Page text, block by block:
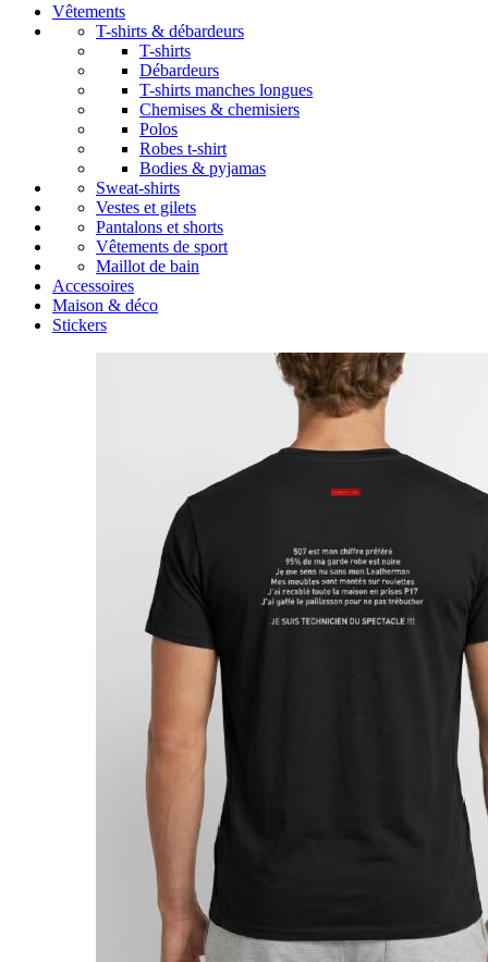
Vêtements
T-shirts & débardeurs
T-shirts
Débardeurs
T-shirts manches longues
Chemises & chemisiers
Polos
Robes t-shirt
Bodies & pyjamas
Sweat-shirts
Vestes et gilets
Pantalons et shorts
Vêtements de sport
Maillot de bain
Accessoires
Maison & déco
Stickers